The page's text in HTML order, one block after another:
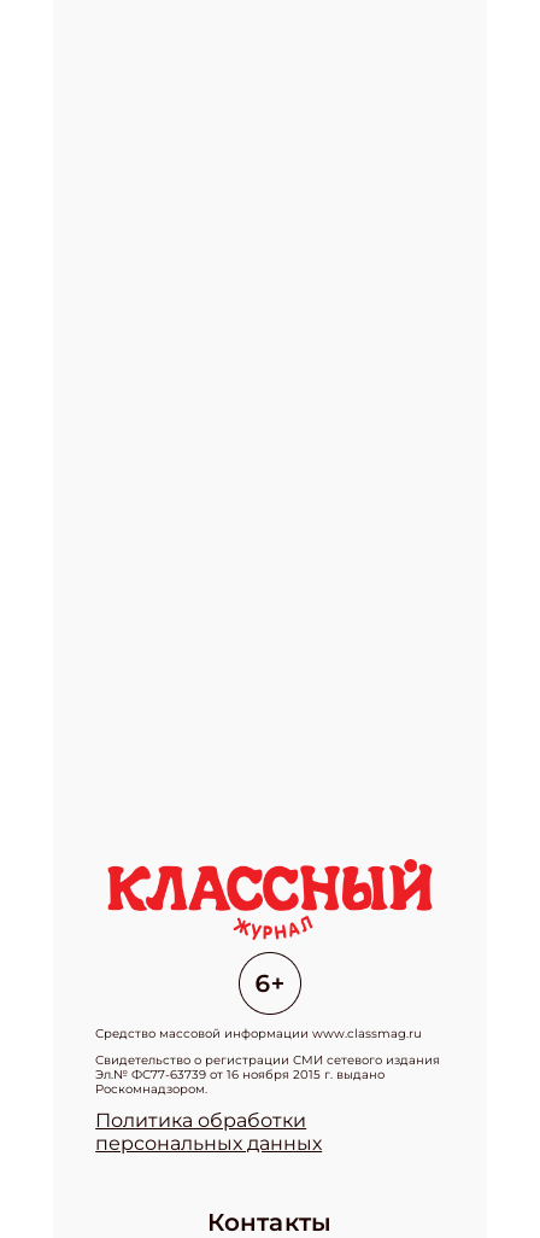
Средство массовой информации www.classmag.ru
Свидетельство о регистрации СМИ сетевого издания
Эл.№ ФС77-63739 от 16 ноября 2015 г. выдано
Роскомнадзором.
Политика обработки
персональных данных
Контакты